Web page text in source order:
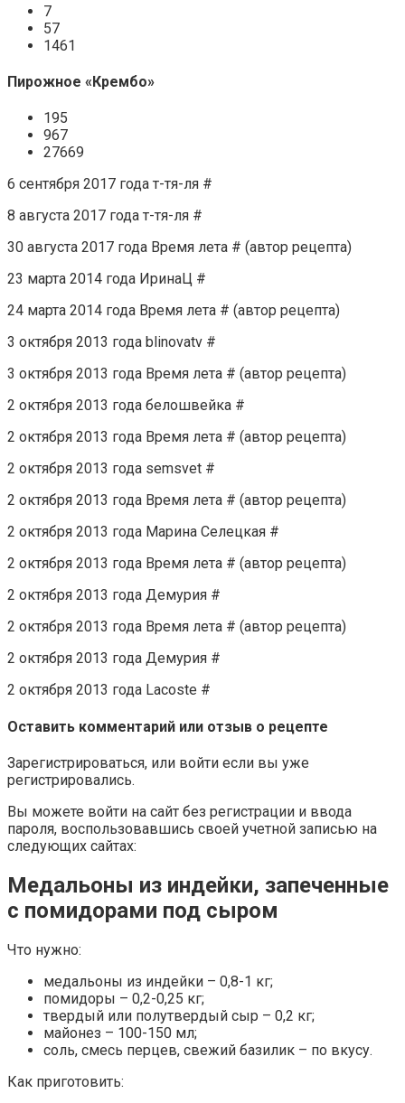
7
57
1461
Пирожное «Крембо»
195
967
27669
6 сентября 2017 года т-тя-ля #
8 августа 2017 года т-тя-ля #
30 августа 2017 года Время лета # (автор рецепта)
23 марта 2014 года ИринаЦ #
24 марта 2014 года Время лета # (автор рецепта)
3 октября 2013 года blinovatv #
3 октября 2013 года Время лета # (автор рецепта)
2 октября 2013 года белошвейка #
2 октября 2013 года Время лета # (автор рецепта)
2 октября 2013 года semsvet #
2 октября 2013 года Время лета # (автор рецепта)
2 октября 2013 года Марина Селецкая #
2 октября 2013 года Время лета # (автор рецепта)
2 октября 2013 года Демурия #
2 октября 2013 года Время лета # (автор рецепта)
2 октября 2013 года Демурия #
2 октября 2013 года Lacoste #
Оставить комментарий или отзыв о рецепте
Зарегистрироваться, или войти если вы уже
регистрировались.
Вы можете войти на сайт без регистрации и ввода
пароля, воспользовавшись своей учетной записью на
следующих сайтах:
Медальоны из индейки, запеченные
с помидорами под сыром
Что нужно:
медальоны из индейки – 0,8-1 кг;
помидоры – 0,2-0,25 кг;
твердый или полутвердый сыр – 0,2 кг;
майонез – 100-150 мл;
соль, смесь перцев, свежий базилик – по вкусу.
Как приготовить: